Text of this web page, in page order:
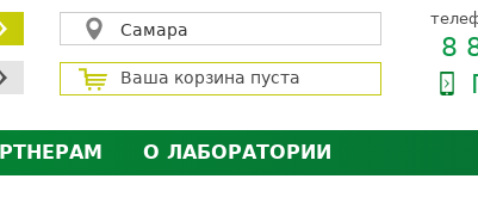
Самара
Ваша корзина пуста
8
врача
О ЛАБОРАТОРИИ